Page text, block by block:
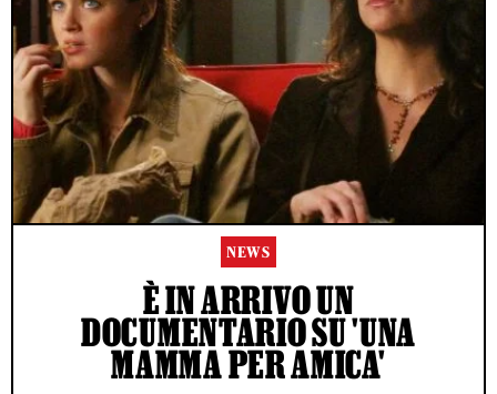
NEWS
È IN ARRIVO UN
DOCUMENTARIO SU 'UNA
MAMMA PER AMICA'